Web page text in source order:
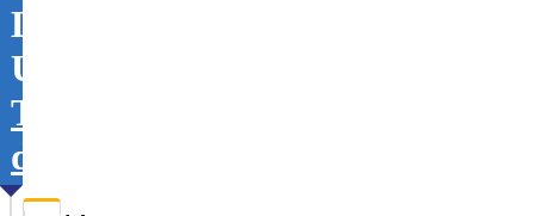
LITRANA,
UAB
Tikslinti
duomenis